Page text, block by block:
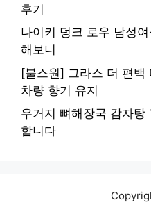
후기
나이키 덩크 로우 남성
해보니
[불스원] 그라스 더 편백
차량 향기 유지
우거지 뼈해장국 감자탕
합니다